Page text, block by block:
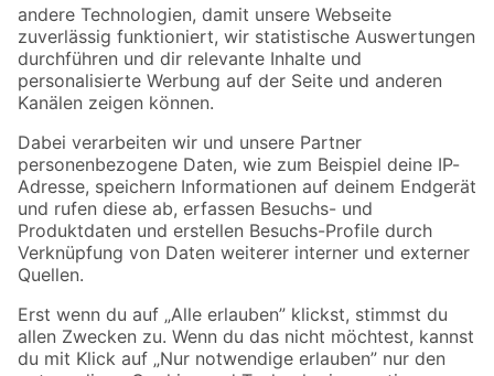
Zur Newsletter Anmeldung
Folge uns
Zahlungsarten Versandarten
Sicher einkaufen
Jetzt die toom-App herunterladen